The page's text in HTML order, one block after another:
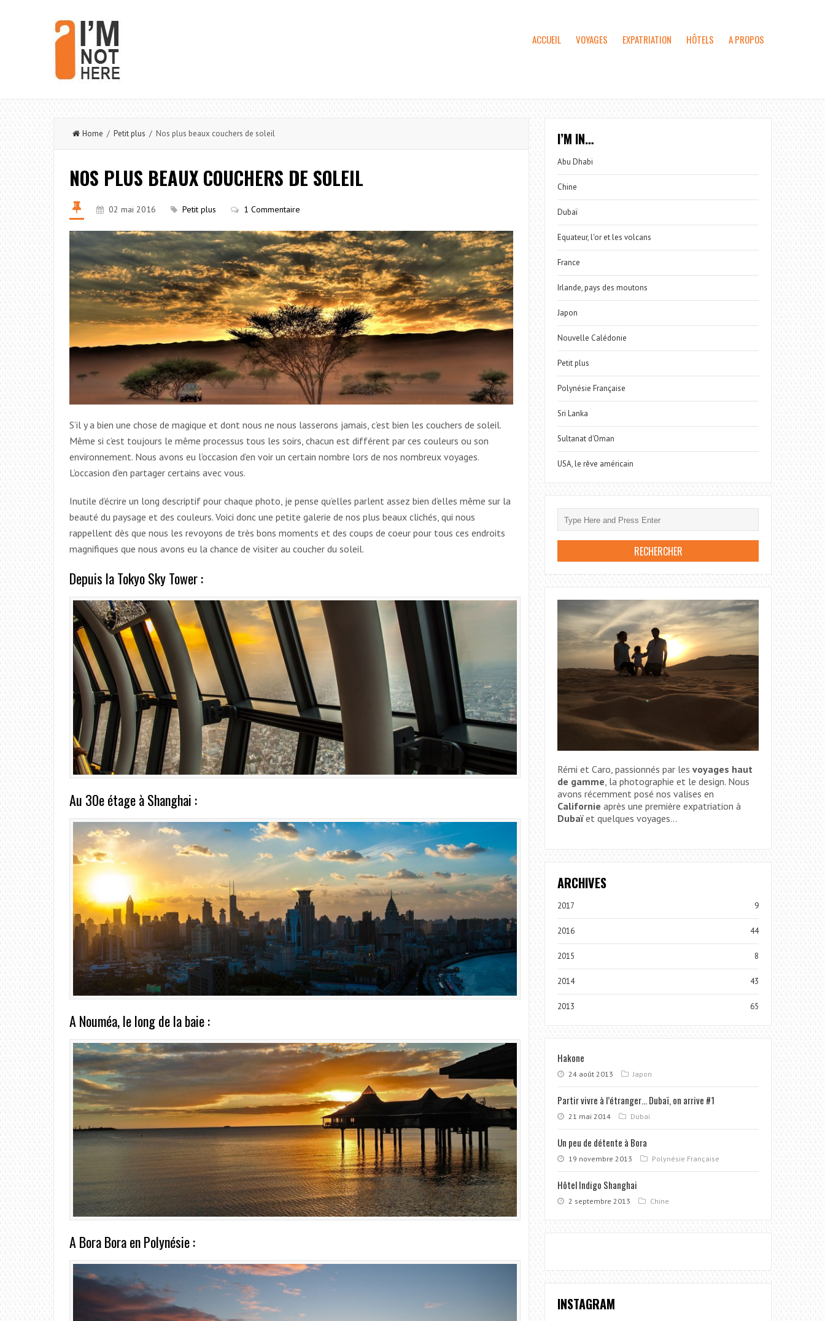
ACCUEIL VOYAGES EXPATRIATION HÔTELS A PROPOS
Home / Petit plus / Nos plus beaux couchers de soleil
NOS PLUS BEAUX COUCHERS DE SOLEIL
02 mai 2016 Petit plus 1 Commentaire
S’il y a bien une chose de magique et dont nous ne nous lasserons jamais, c’est bien les couchers de soleil.
Même si c’est toujours le même processus tous les soirs, chacun est différent par ces couleurs ou son
environnement. Nous avons eu l’occasion d’en voir un certain nombre lors de nos nombreux voyages.
L’occasion d’en partager certains avec vous.
Inutile d’écrire un long descriptif pour chaque photo, je pense qu’elles parlent assez bien d’elles même sur la
beauté du paysage et des couleurs. Voici donc une petite galerie de nos plus beaux clichés, qui nous
rappellent dès que nous les revoyons de très bons moments et des coups de coeur pour tous ces endroits
magnifiques que nous avons eu la chance de visiter au coucher du soleil.
Depuis la Tokyo Sky Tower :
Au 30e étage à Shanghai :
A Nouméa, le long de la baie :
A Bora Bora en Polynésie :
I’M IN…
Abu Dhabi
Chine
Dubaï
Equateur, l'or et les volcans
France
Irlande, pays des moutons
Japon
Nouvelle Calédonie
Petit plus
Polynésie Française
Sri Lanka
Sultanat d'Oman
USA, le rêve américain
Rémi et Caro, passionnés par lesvoyages haut
de gamme , la photographie et le design. Nous
avons récemment posé nos valises en
Californie après une première expatriation à
Dubaïet quelques voyages...
ARCHIVES
2017 9
2016 44
2015 8
2014 43
2013 65
Hakone
24 août 2013 Japon
Partir vivre à l’étranger… Dubaï, on arrive #1
21 mai 2014 Dubaï
Un peu de détente à Bora
19 novembre 2013 Polynésie Française
Hôtel Indigo Shanghai
2 septembre 2013 Chine
INSTAGRAM